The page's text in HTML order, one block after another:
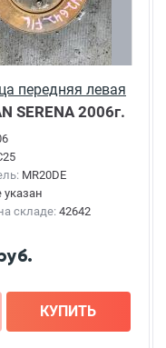
передняя левая
SERENA2006г.
MR20DE
указан
складе: 42642
КУПИТЬ